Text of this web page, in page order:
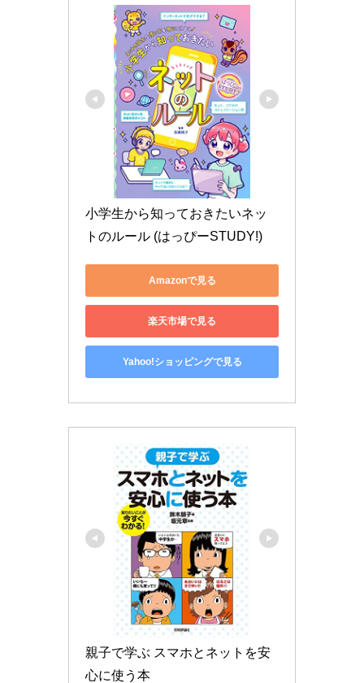
小学生から知っておきたいネッ
トのルール (はっぴーSTUDY!)
Amazonで見る
楽天市場で見る
Yahoo!ショッピングで見る
親子で学ぶ スマホとネットを安
心に使う本